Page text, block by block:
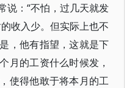
说：“不怕，过几天就发
收入少。但实际上也不
，他有指望，这就是下
月的工资什么时候发，
使得他敢于将本月的工